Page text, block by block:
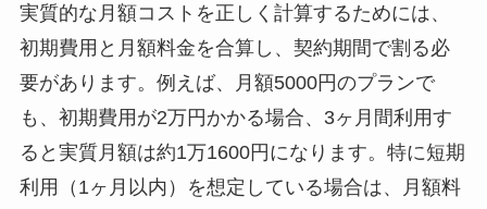
実質的な月額コストを正しく計算するためには、
初期費用と月額料金を合算し、契約期間で割る必
要があります。例えば、月額5000円のプランで
も、初期費用が2万円かかる場合、3ヶ月間利用す
ると実質月額は約1万1600円になります。特に短期
利用（1ヶ月以内）を想定している場合は、月額料